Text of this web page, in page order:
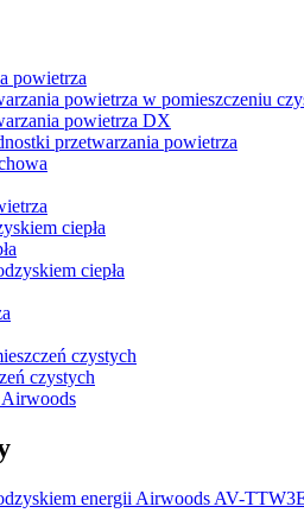
powietrza
powietrza w pomieszczeniu
powietrza DX
przetwarzania powietrza
ciepła
ciepła
czystych
czystych
Airwoods